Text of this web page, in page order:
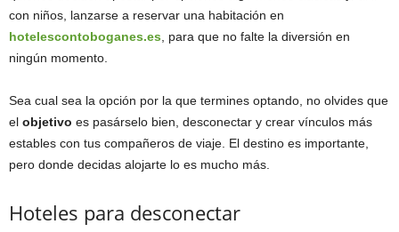
con niños, lanzarse a reservar una habitación en
hotelescontoboganes.es , para que no falte la diversión en
ningún momento.
Sea cual sea la opción por la que termines optando, no olvides que
el objetivo es pasárselo bien, desconectar y crear vínculos más
estables con tus compañeros de viaje. El destino es importante,
pero donde decidas alojarte lo es mucho más.
Hoteles para desconectar